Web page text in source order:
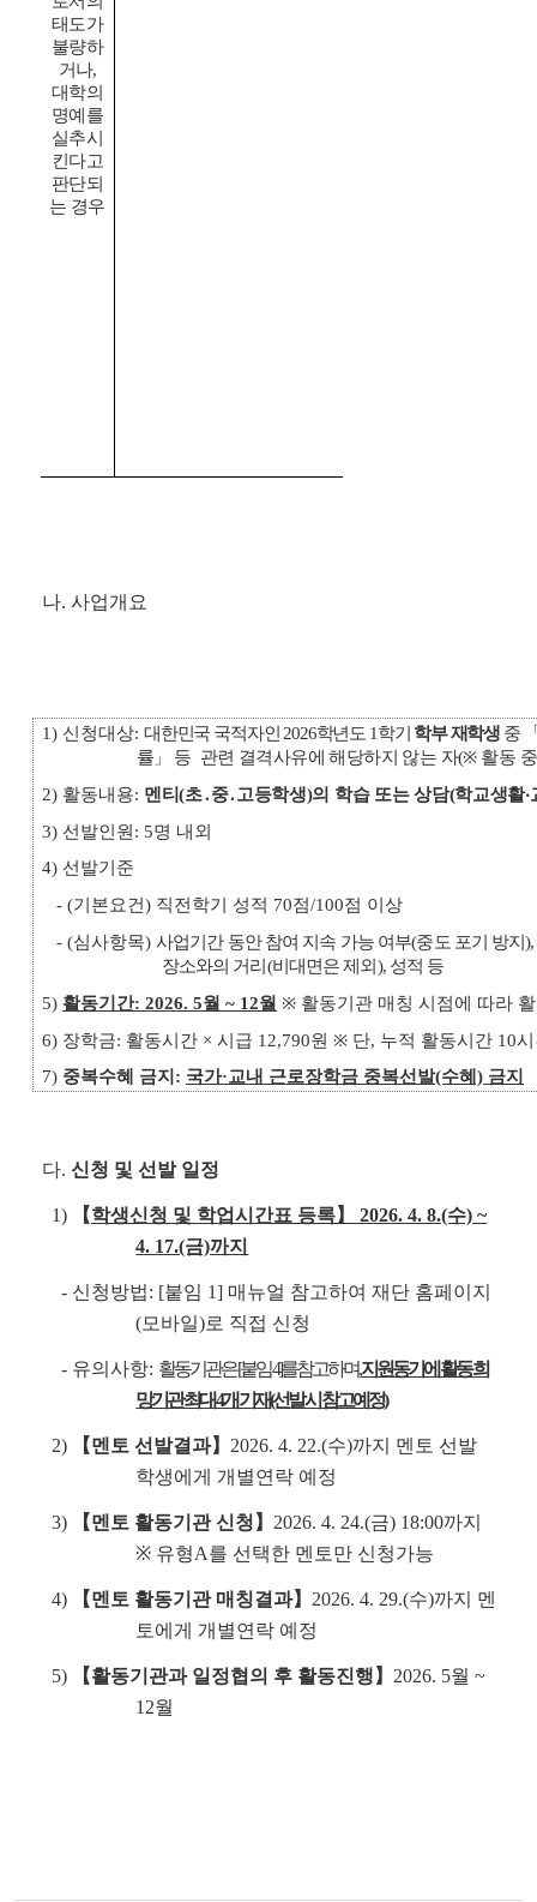
태도가
불량하
거나,
대학의
명예를
실추시
킨다고
판단되
는 경우
나. 사업개요
1) 신청대상: 대한민국 국적자인 2026학년도 1학기 학부 재학생 중
률」
등 관련 결격사유에 해당하지 않는 자(※ 활동
2) 활동내용: 멘티(초․중․고등학생)의 학습 또는 상담(학교생활
3) 선발인원: 5명 내외
4) 선발기준
- (기본요건) 직전학기 성적 70점/100점 이상
- (심사항목) 사업기간 동안 참여 지속 가능 여부(중도 포기 방지
장소와의 거리(비대면은 제외), 성적 등
5) 활동기간: 2026. 5월 ~ 12월 ※ 활동기관 매칭 시점에 따라
6) 장학금: 활동시간 × 시급 12,790원 ※ 단, 누적 활동시간 10
7) 중복수혜 금지: 국가·교내 근로장학금 중복선발(수혜) 금지
다. 신청 및 선발 일정
1) 【학생신청 및 학업시간표 등록】 2026. 4. 8.(수) ~
4. 17.(금)까지
- 신청방법: [붙임 1] 매뉴얼 참고하여 재단 홈페이지
(모바일)로 직접 신청
- 유의사항: 활동기관은 [붙임 4]를 참고하며,지원동기에 활동 희
망기관 최대 4개 기재(선발 시 참고예정)
2) 【멘토 선발결과】 2026. 4. 22.(수)까지 멘토 선발
학생에게 개별연락 예정
3) 【멘토 활동기관 신청】 2026. 4. 24.(금) 18:00까지
※ 유형A를 선택한 멘토만 신청가능
4) 【멘토 활동기관 매칭결과】 2026. 4. 29.(수)까지 멘
토에게 개별연락 예정
5) 【활동기관과 일정협의 후 활동진행】 2026. 5월 ~
12월